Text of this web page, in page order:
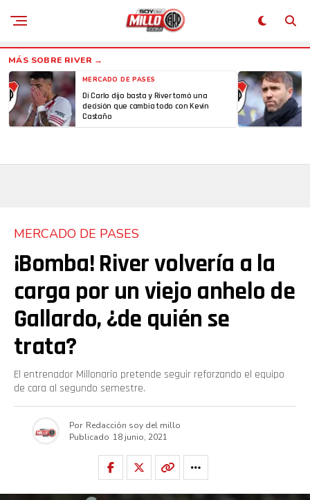
MERCADO DE PASES
Di Carlo dijo basta y River tomó una
decisión que cambia todo con Kevin
Castaño
MERCADO DE PASES
¡Bomba! River volvería a la
carga por un viejo anhelo de
Gallardo, ¿de quién se
trata?
El entrenador Millonario pretende seguir reforzando el equipo
de cara al segundo semestre.
Por Redacción soy del millo
Publicado 18 junio, 2021